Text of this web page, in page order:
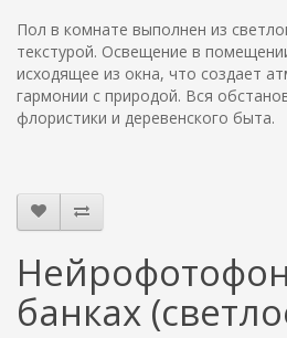
Пол в комнате выполнен из
текстурой. Освещение в
исходящее из окна, что создает
гармонии с природой. Вся
флористики и деревенского быта.
банках